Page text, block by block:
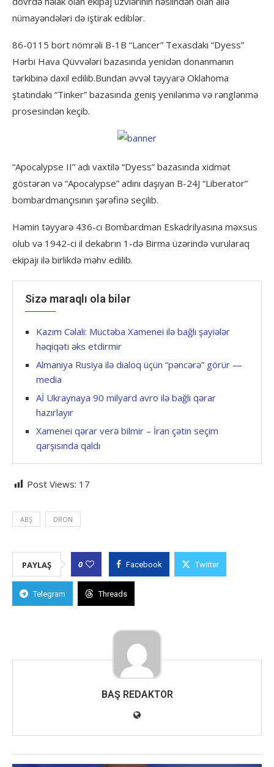
nümayəndələri də iştirak ediblər.
86-0115 bort nömrəli B-1B “Lancer” Texasdakı “Dyess”
Hərbi Hava Qüvvələri bazasında yenidən donanmanın
tərkibinə daxil edilib.Bundan əvvəl təyyarə Oklahoma
ştatındakı “Tinker” bazasında geniş yenilənmə və rənglənmə
prosesindən keçib.
“Apocalypse II” adı vaxtilə “Dyess” bazasında xidmət
göstərən və “Apocalypse” adını daşıyan B-24J “Liberator”
bombardmançısının şərəfinə seçilib.
Həmin təyyarə 436-cı Bombardman Eskadrilyasına məxsus
olub və 1942-ci il dekabrın 1-də Birma üzərində vurularaq
ekipajı ilə birlikdə məhv edilib.
Sizə maraqlı ola bilər
Kazım Cəlali: Müctəba Xamenei ilə bağlı şayiələr
həqiqəti əks etdirmir
Almaniya Rusiya ilə dialoq üçün “pəncərə” görür —
media
Aİ Ukraynaya 90 milyard avro ilə bağlı qərar
hazırlayır
Xamenei qərar verə bilmir – İran çətin seçim
qarşısında qaldı
Post Views: 17
ABŞ DRON
PAYLAŞ 0 Facebook Twitter
Telegram Threads
BAŞ REDAKTOR